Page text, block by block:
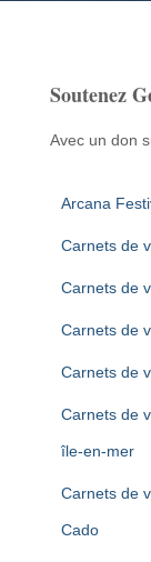
Soutenez
Avec un don
Arcana
Carnets de
Carnets de
Carnets de
Carnets de
Carnets de
île-en-mer
Carnets de
Cado